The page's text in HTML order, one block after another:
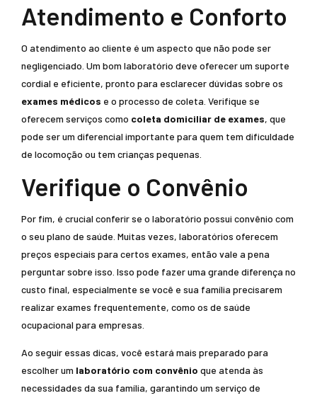
Atendimento e Conforto
O atendimento ao cliente é um aspecto que não pode ser
negligenciado. Um bom laboratório deve oferecer um suporte
cordial e eficiente, pronto para esclarecer dúvidas sobre os
exames médicos e o processo de coleta. Verifique se
oferecem serviços como coleta domiciliar de exames, que
pode ser um diferencial importante para quem tem dificuldade
de locomoção ou tem crianças pequenas.
Verifique o Convênio
Por fim, é crucial conferir se o laboratório possui convênio com
o seu plano de saúde. Muitas vezes, laboratórios oferecem
preços especiais para certos exames, então vale a pena
perguntar sobre isso. Isso pode fazer uma grande diferença no
custo final, especialmente se você e sua família precisarem
realizar exames frequentemente, como os de saúde
ocupacional para empresas.
Ao seguir essas dicas, você estará mais preparado para
escolher um laboratório com convênio que atenda às
necessidades da sua família, garantindo um serviço de